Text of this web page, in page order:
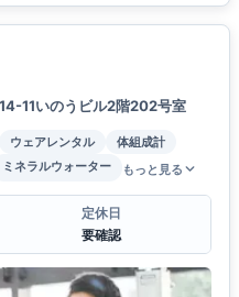
11いのうビル2階202号室
ウェアレンタル
体組成計
ミネラルウォーター もっと見る
定休日
要確認